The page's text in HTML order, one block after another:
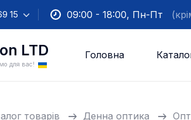
15 09:00 - 18:00, Пн-Пт
LTD
для вас!
Головна
товарів Денна оптика